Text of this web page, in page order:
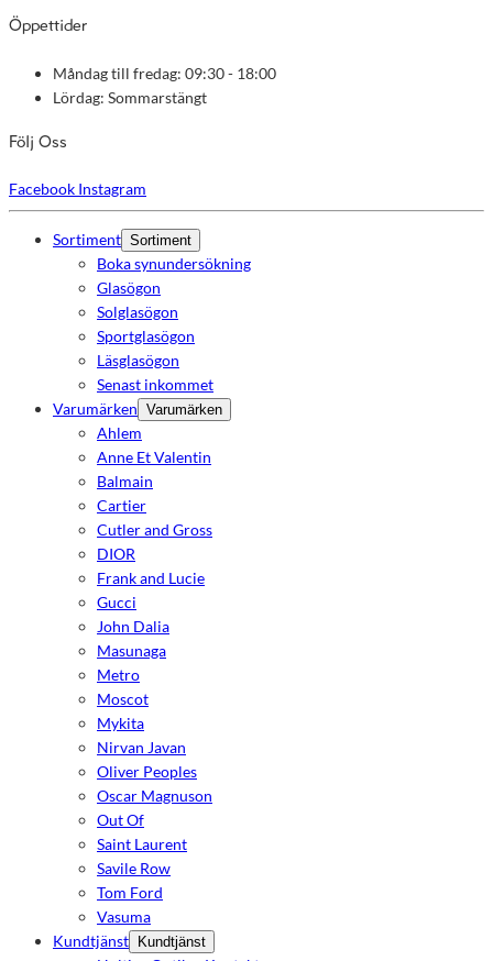
Öppettider
Måndag till fredag: 09:30 - 18:00
Lördag: Sommarstängt
Följ Oss
Facebook Instagram
Sortiment Sortiment
Boka synundersökning
Glasögon
Solglasögon
Sportglasögon
Läsglasögon
Senast inkommet
Varumärken Varumärken
Ahlem
Anne Et Valentin
Balmain
Cartier
Cutler and Gross
DIOR
Frank and Lucie
Gucci
John Dalia
Masunaga
Metro
Moscot
Mykita
Nirvan Javan
Oliver Peoples
Oscar Magnuson
Out Of
Saint Laurent
Savile Row
Tom Ford
Vasuma
Kundtjänst
Kundtjänst